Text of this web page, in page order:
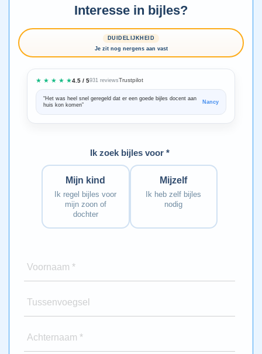
Interesse in bijles?
DUIDELIJKHEID
Je zit nog nergens aan vast
★ ★ ★ ★ ★4.5 / 5931 reviewsTrustpilot
“Het was heel snel geregeld dat er een goede bijles docent aan
huis kon komen”
Nancy
Ik zoek bijles voor *
Mijn kind
Ik regel bijles voor
mijn zoon of
dochter
Mijzelf
Ik heb zelf bijles
nodig
Voornaam *
Tussenvoegsel
Achternaam *